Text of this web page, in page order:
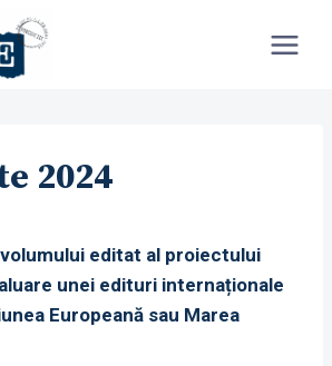
2024
editat al proiectului
unei edituri internaționale
Europeană sau Marea